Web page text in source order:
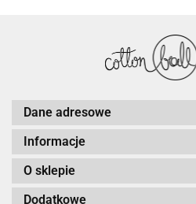
Dane adresowe
Informacje
O sklepie
Dodatkowe